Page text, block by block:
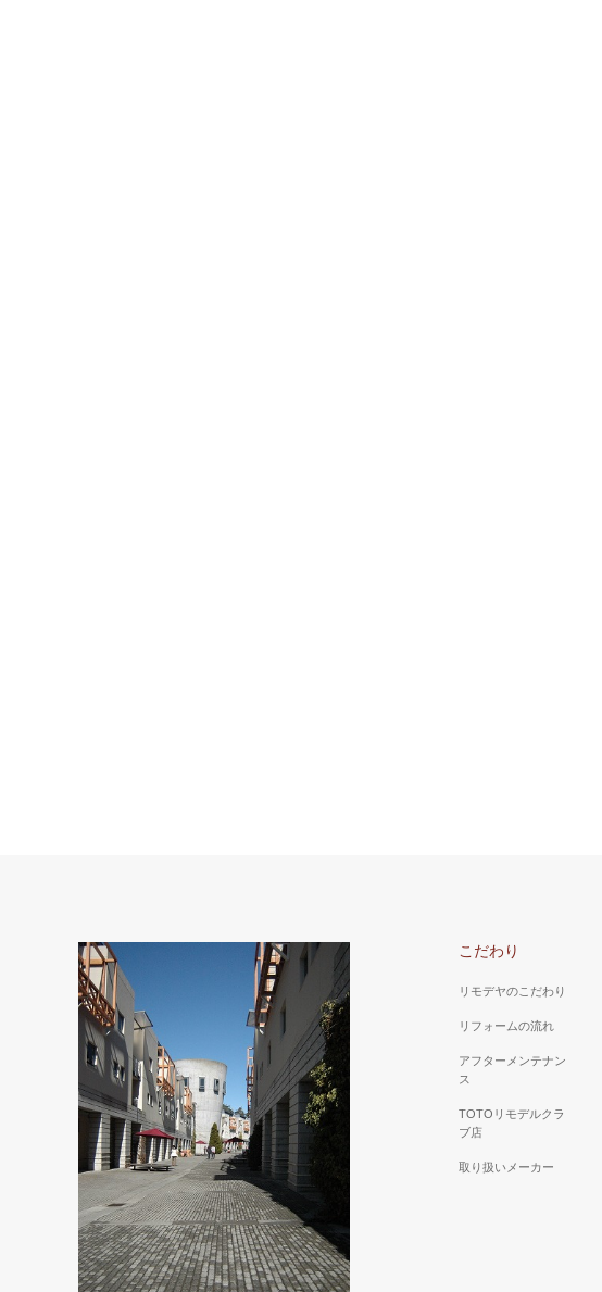
こだわり
リモデヤのこだわり
リフォームの流れ
アフターメンテナン
ス
TOTOリモデルクラ
ブ店
取り扱いメーカー